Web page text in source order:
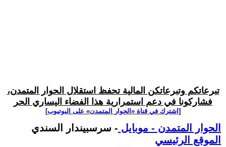
تبرعاتكم وتبرعاتكن المالية تحفظ استقلال الحوار المتمدن،
فشاركونا في دعم استمرارية هذا الفضاء اليساري الحر
[اشترك في قناة ‫«الحوار المتمدن» على اليوتيوب]
الحوار المتمدن - موبايل - سرسبيندار السندي
الموقع الرئيسي